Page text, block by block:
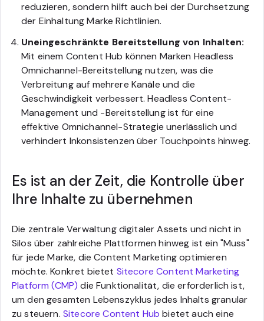
reduzieren, sondern hilft auch bei der Durchsetzung
der Einhaltung Marke Richtlinien.
Uneingeschränkte Bereitstellung von Inhalten:
Mit einem Content Hub können Marken Headless
Omnichannel-Bereitstellung nutzen, was die
Verbreitung auf mehrere Kanäle und die
Geschwindigkeit verbessert. Headless Content-
Management und -Bereitstellung ist für eine
effektive Omnichannel-Strategie unerlässlich und
verhindert Inkonsistenzen über Touchpoints hinweg.
Es ist an der Zeit, die Kontrolle über
Ihre Inhalte zu übernehmen
Die zentrale Verwaltung digitaler Assets und nicht in
Silos über zahlreiche Plattformen hinweg ist ein "Muss"
für jede Marke, die Content Marketing optimieren
möchte. Konkret bietet Sitecore Content Marketing
Platform (CMP) die Funktionalität, die erforderlich ist,
um den gesamten Lebenszyklus jedes Inhalts granular
zu steuern. Sitecore Content Hub bietet auch eine